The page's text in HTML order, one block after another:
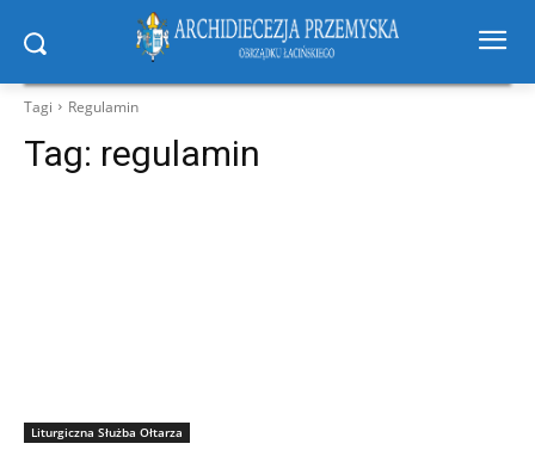
Tagi Regulamin
Tag: regulamin
Liturgiczna Służba Ołtarza